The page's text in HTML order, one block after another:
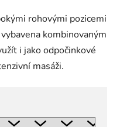
rohovými pozicemi
kombinovaným
i jako odpočinkové
masáži.